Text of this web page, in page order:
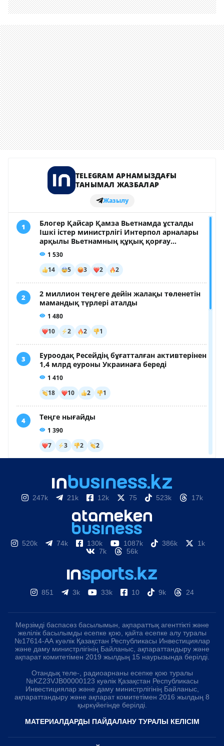
247k 21k 12k 75 523k 17k
520k 74k 130k 1087k 386k
1k
7k
56k
851 3k 33k 10 9k 24
Мерзімді баспасөз басылымын, ақпараттық агенттікті және
желілік басылымды есепке қою, қайта есепке алу туралы
№17614-АА куәлік Қазақстан Республикасы Инвестициялар
және даму министрлігінің Байланыс, ақпараттандыру және
ақпарат комитетімен 2019 жылдың 15 наурызында берілді.
Отандық теле-, радиоарнаны есепке қою туралы
№KZ23VJB00000123 куәлік Қазақстан Республикасы
Инвестициялар және даму министрлігінің Байланыс,
ақпараттандыру және ақпарат комитетімен 2016 жылдың 8
қыркүйегінде берілді.
МАТЕРИАЛДАРДЫ ПАЙДАЛАНУ ТУРАЛЫ КЕЛІСІМ